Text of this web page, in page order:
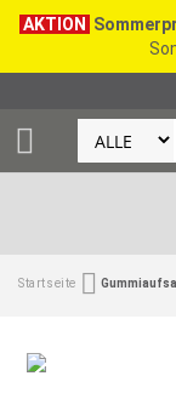
AKTION
Startseite